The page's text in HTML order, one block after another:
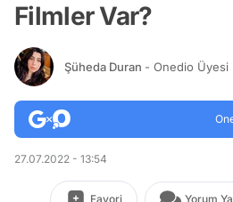
Filmler Var?
Şüheda Duran - Onedio Üyesi
27.07.2022 - 13:54
Favori Yorum